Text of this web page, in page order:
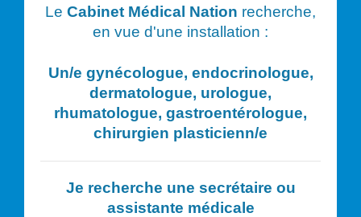
Le Cabinet Médical Nation recherche,
en vue d'une installation :
Un/e gynécologue, endocrinologue,
dermatologue, urologue,
rhumatologue, gastroentérologue,
chirurgien plasticienn/e
Je recherche une secrétaire ou
assistante médicale